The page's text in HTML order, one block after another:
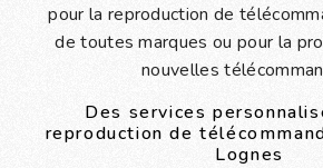
pour la reproduction de
de toutes marques ou pour la
nouvelles
Des services
reproduction de
Lognes